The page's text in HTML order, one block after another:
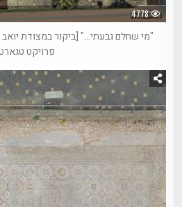
4778
"מי שחלם גבעתי…" [ביקור במצודת
פרויקט